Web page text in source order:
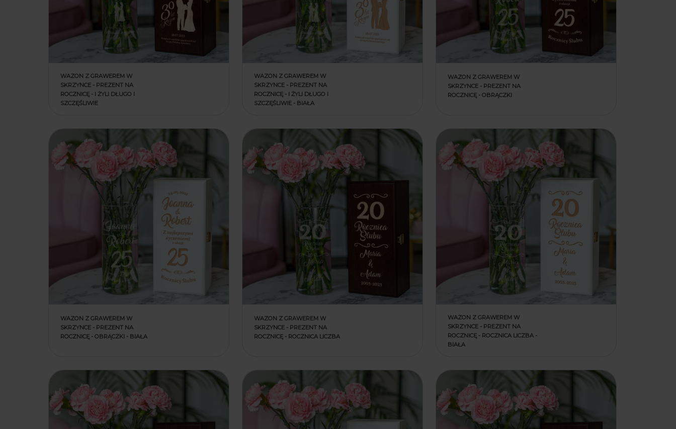
WAZON Z GRAWEREM W
SKRZYNCE - PREZENT NA
ROCZNICĘ - I ŻYLI DŁUGO I
SZCZĘŚLIWIE
WAZON Z GRAWEREM W
SKRZYNCE - PREZENT NA
ROCZNICĘ - I ŻYLI DŁUGO I
SZCZĘŚLIWIE - BIAŁA
WAZON Z GRAWEREM W
SKRZYNCE - PREZENT NA
ROCZNICĘ - OBRĄCZKI
WAZON Z GRAWEREM W
SKRZYNCE - PREZENT NA
ROCZNICĘ - OBRĄCZKI - BIAŁA
WAZON Z GRAWEREM W
SKRZYNCE - PREZENT NA
ROCZNICĘ - ROCZNICA LICZBA
WAZON Z GRAWEREM W
SKRZYNCE - PREZENT NA
ROCZNICĘ - ROCZNICA LICZBA -
BIAŁA